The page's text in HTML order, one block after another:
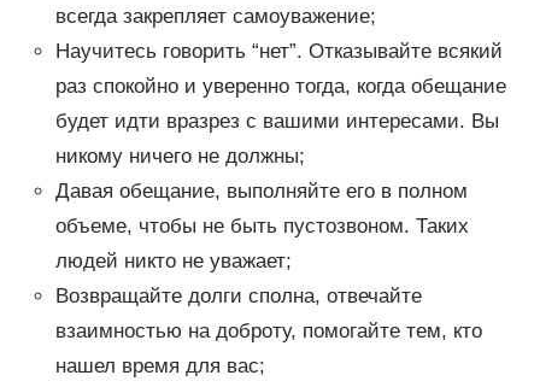
всегда закрепляет самоуважение;
Научитесь говорить “нет”. Отказывайте всякий
раз спокойно и уверенно тогда, когда обещание
будет идти вразрез с вашими интересами. Вы
никому ничего не должны;
Давая обещание, выполняйте его в полном
объеме, чтобы не быть пустозвоном. Таких
людей никто не уважает;
Возвращайте долги сполна, отвечайте
взаимностью на доброту, помогайте тем, кто
нашел время для вас;